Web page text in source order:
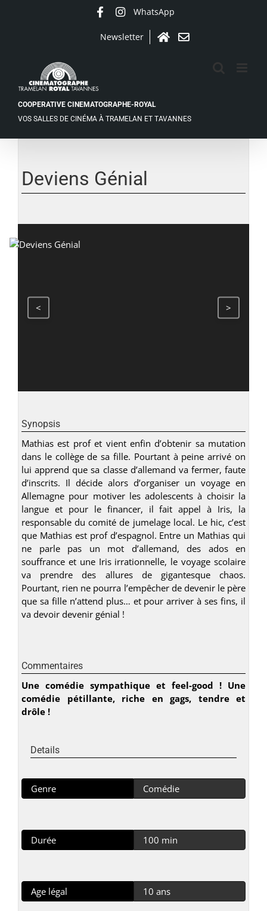
WhatsApp
Newsletter
AccueilContact
COOPERATIVE CINEMATOGRAPHE-ROYAL
VOS SALLES DE CINÉMA À TRAMELAN ET TAVANNES
agrandie
Deviens Génial
< >
Synopsis
Mathias est prof et vient enfin d’obtenir sa mutation
dans le collège de sa fille. Pourtant à peine arrivé on
lui apprend que sa classe d’allemand va fermer, faute
d’inscrits. Il décide alors d’organiser un voyage en
Allemagne pour motiver les adolescents à choisir la
langue et pour le financer, il fait appel à Iris, la
responsable du comité de jumelage local. Le hic, c’est
que Mathias est prof d’espagnol. Entre un Mathias qui
ne parle pas un mot d’allemand, des ados en
souffrance et une Iris irrationnelle, le voyage scolaire
va prendre des allures de gigantesque chaos.
Pourtant, rien ne pourra l’empêcher de devenir le père
que sa fille n’attend plus… et pour arriver à ses fins, il
va devoir devenir génial !
Commentaires
Une comédie sympathique et feel-good ! Une
comédie pétillante, riche en gags, tendre et
drôle !
Details
Genre Comédie
Durée 100 min
Age légal 10 ans